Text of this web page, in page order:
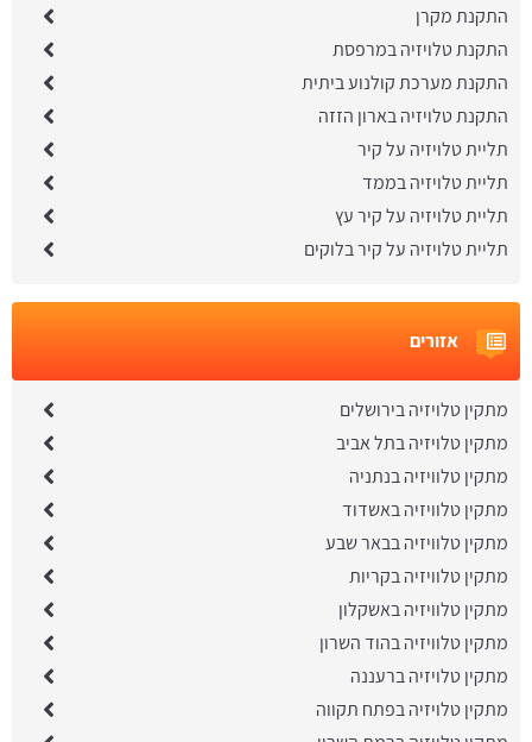
התקנת מקרן
התקנת טלויזיה במרפסת
התקנת מערכת קולנוע ביתית
התקנת טלויזיה בארון הזזה
תליית טלויזיה על קיר
תליית טלויזיה בממד
תליית טלויזיה על קיר עץ
תליית טלויזיה על קיר בלוקים
אזורים
מתקין טלויזיה בירושלים
מתקין טלויזיה בתל אביב
מתקין טלוויזיה בנתניה
מתקין טלוויזיה באשדוד
מתקין טלוויזיה בבאר שבע
מתקין טלוויזיה בקריות
מתקין טלוויזיה באשקלון
מתקין טלוויזיה בהוד השרון
מתקין טלויזיה ברעננה
מתקין טלויזיה בפתח תקווה